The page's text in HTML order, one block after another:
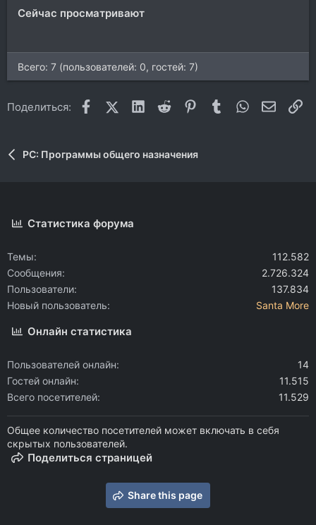
Сейчас просматривают
Всего: 7 (пользователей: 0, гостей: 7)
Поделиться: FacebookX (Twitter)
LinkedIn
Reddit Pinterest
Tumblr WhatsApp
PC: Программы общего назначения
Статистика форума
Темы
112.582
Сообщения
2.726.324
Пользователи
137.834
Новый пользователь
Santa More
Онлайн статистика
Пользователей онлайн
14
Гостей онлайн
11.515
Всего посетителей
11.529
Общее количество посетителей может включать в себя
скрытых пользователей.
Поделиться страницей
Share this page